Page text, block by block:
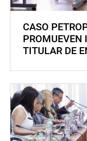
CASO
PROMUEVEN
TITULAR DE